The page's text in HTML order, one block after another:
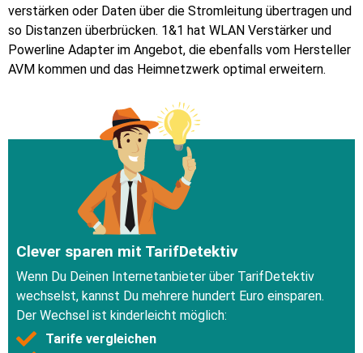
verstärken oder Daten über die Stromleitung übertragen und
so Distanzen überbrücken. 1&1 hat WLAN Verstärker und
Powerline Adapter im Angebot, die ebenfalls vom Hersteller
AVM kommen und das Heimnetzwerk optimal erweitern.
Clever sparen mit TarifDetektiv
Wenn Du Deinen Internetanbieter über TarifDetektiv
wechselst, kannst Du mehrere hundert Euro einsparen.
Der Wechsel ist kinderleicht möglich:
Tarife vergleichen